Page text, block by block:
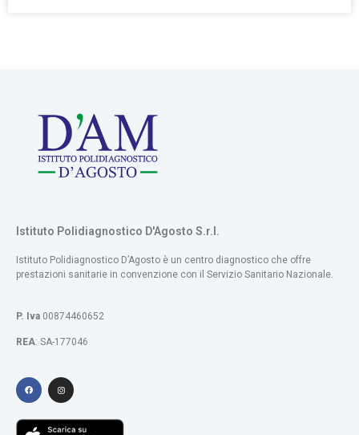
Istituto Polidiagnostico D'Agosto S.r.l.
Istituto Polidiagnostico D’Agosto​ è un centro diagnostico che offre
prestazioni sanitarie in convenzione con il Servizio Sanitario Nazionale.
P. Iva 00874460652
REA: SA-177046